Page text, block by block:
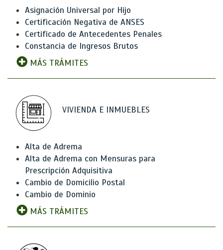
Asignación Universal por Hijo
Certificación Negativa de ANSES
Certificado de Antecedentes Penales
Constancia de Ingresos Brutos
MÁS TRÁMITES
VIVIENDA E INMUEBLES
Alta de Adrema
Alta de Adrema con Mensuras para
Prescripción Adquisitiva
Cambio de Domicilio Postal
Cambio de Dominio
MÁS TRÁMITES